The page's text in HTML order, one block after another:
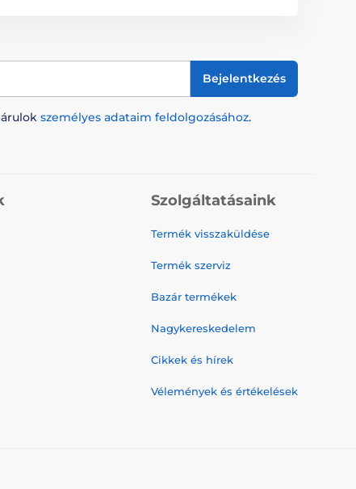
Bejelentkezés
személyes adataim feldolgozásához.
Szolgáltatásaink
Termék visszaküldése
Termék szerviz
Bazár termékek
Nagykereskedelem
Cikkek és hírek
Vélemények és értékelések